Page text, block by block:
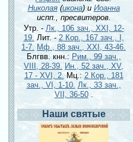
Николая(икона) и Иоанна
испп., пресвитеров.
Утр. - Лк., 106 зач., XXI, 12-
19. Лит. - 2 Кор., 167 зач., I,
1-7. Мф., 88 зач., XXI, 43-46.
Блгвв. кнн.: Рим., 99 зач.,
VIII, 28-39. Ин., 52 зач., XV,
17 - XVI, 2.Мц.: 2 Кор., 181
зач., VI, 1-10. Лк., 33 зач.,
VII, 36-50 .
Наши святые